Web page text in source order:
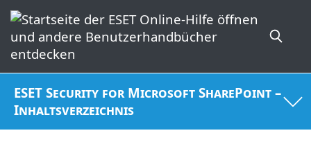
ESET Security for Microsoft SharePoint –
Inhaltsverzeichnis